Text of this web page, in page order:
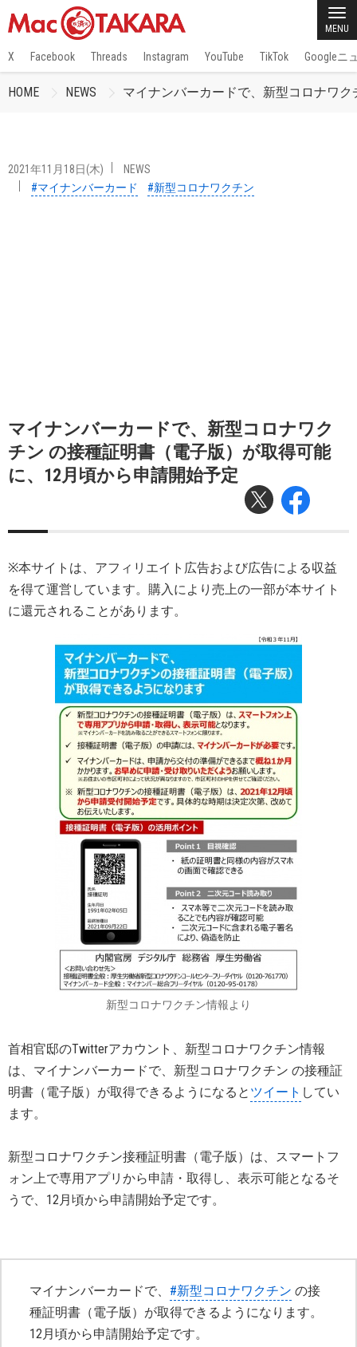
MENU
X Facebook Threads Instagram YouTube TikTok Googleニ
HOME NEWS マイナンバーカードで、新型コロナワ
2021年11月18日(木)
NEWS
#マイナンバーカード
#新型コロナワクチン
マイナンバーカードで、新型コロナワク
チン の接種証明書（電子版）が取得可能
に、12月頃から申請開始予定
※本サイトは、アフィリエイト広告および広告による収益
を得て運営しています。購入により売上の一部が本サイト
に還元されることがあります。
新型コロナワクチン情報より
首相官邸のTwitterアカウント、新型コロナワクチン情報
は、マイナンバーカードで、新型コロナワクチン の接種証
明書（電子版）が取得できるようになると ツイート してい
ます。
新型コロナワクチン接種証明書（電子版）は、スマートフ
ォン上で専用アプリから申請・取得し、表示可能となるそ
うで、12月頃から申請開始予定です。
マイナンバーカードで、 #新型コロナワクチン の接
種証明書（電子版）が取得できるようになります。
12月頃から申請開始予定です。